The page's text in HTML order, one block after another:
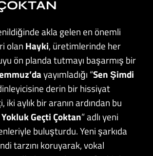
akla gelen en önemli
olan Hayki, üretimlerinde her
ön planda tutmayı başarmış bir
yayımladığı “Sen Şimdi
derin bir hissiyat
iki aylık bir aranın ardından bu
Geçti Çoktan” adlı yeni
buluşturdu. Yeni şarkıda
tarzını koruyarak, vokal